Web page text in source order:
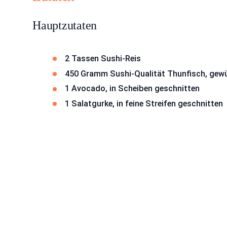
Hauptzutaten
2 Tassen Sushi-Reis
450 Gramm Sushi-Qualität Thunfisch,
1 Avocado, in Scheiben geschnitten
1 Salatgurke, in feine Streifen geschnitten